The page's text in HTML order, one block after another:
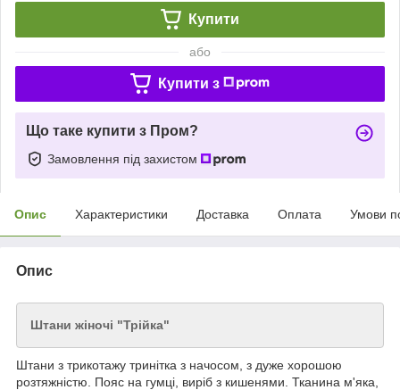
Купити
або
Купити з
Що таке купити з Пром?
Замовлення під захистом
Опис Характеристики Доставка Оплата Умови
Опис
Штани жіночі "Трійка"
Штани з трикотажу тринітка з начосом, з дуже хорошою
розтяжністю. Пояс на гумці, виріб з кишенями. Тканина м'яка,